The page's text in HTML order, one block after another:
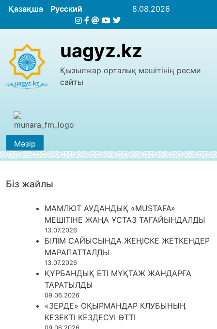
Қазақша Русский 8.08.2026
uagyz.kz
Қызылжар орталық мешітінің ресми
сайты
Мәзір
Біз жайлы
МАМЛЮТ АУДАНДЫҚ «MUSTAFA»
МЕШІТІНЕ ЖАҢА ҰСТАЗ ТАҒАЙЫНДАЛДЫ
13.07.2026
БІЛІМ САЙЫСЫНДА ЖЕҢІСКЕ ЖЕТКЕНДЕР
МАРАПАТТАЛДЫ
13.07.2026
ҚҰРБАНДЫҚ ЕТІ МҰҚТАЖ ЖАНДАРҒА
ТАРАТЫЛДЫ
09.06.2026
«ЗЕРДЕ» ОҚЫРМАНДАР КЛУБЫНЫҢ
КЕЗЕКТІ КЕЗДЕСУІ ӨТТІ